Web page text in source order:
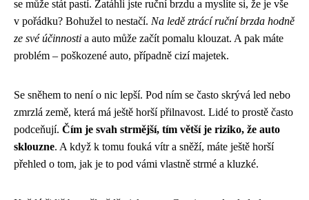
se může stát pastí. Zatáhli jste ruční brzdu a myslíte si, že je vše
v pořádku? Bohužel to nestačí. Na ledě ztrácí ruční brzda hodně
ze své účinnosti a auto může začít pomalu klouzat. A pak máte
problém – poškozené auto, případně cizí majetek.
Se sněhem to není o nic lepší. Pod ním se často skrývá led nebo
zmrzlá země, která má ještě horší přilnavost. Lidé to prostě často
podceňují. Čím je svah strmější, tím větší je riziko, že auto
sklouzne. A když k tomu fouká vítr a sněží, máte ještě horší
přehled o tom, jak je to pod vámi vlastně strmé a kluzké.